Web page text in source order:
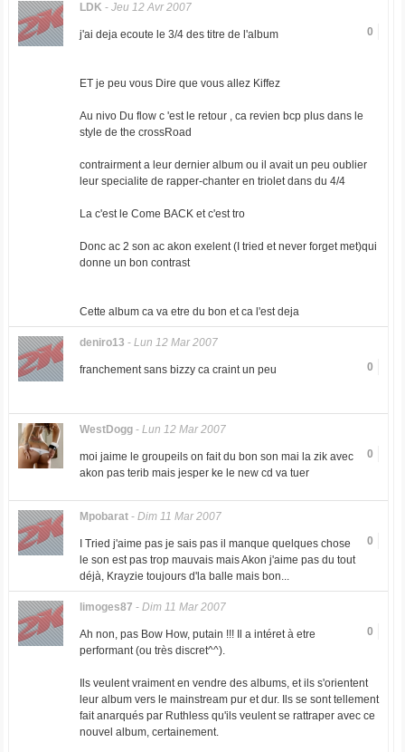
LDK - Jeu 12 Avr 2007
0
j'ai deja ecoute le 3/4 des titre de l'album
ET je peu vous Dire que vous allez Kiffez
Au nivo Du flow c 'est le retour , ca revien bcp plus dans le
style de the crossRoad
contrairment a leur dernier album ou il avait un peu oublier
leur specialite de rapper-chanter en triolet dans du 4/4
La c'est le Come BACK et c'est tro
Donc ac 2 son ac akon exelent (I tried et never forget met)qui
donne un bon contrast
Cette album ca va etre du bon et ca l'est deja
deniro13 - Lun 12 Mar 2007
0
franchement sans bizzy ca craint un peu
WestDogg- Lun 12 Mar 2007
0
moi jaime le groupeils on fait du bon son mai la zik avec
akon pas terib mais jesper ke le new cd va tuer
Mpobarat- Dim 11 Mar 2007
0
I Tried j'aime pas je sais pas il manque quelques chose
le son est pas trop mauvais mais Akon j'aime pas du tout
déjà, Krayzie toujours d'la balle mais bon...
limoges87 - Dim 11 Mar 2007
0
Ah non, pas Bow How, putain !!! Il a intéret à etre
performant (ou très discret^^).
Ils veulent vraiment en vendre des albums, et ils s'orientent
leur album vers le mainstream pur et dur. Ils se sont tellement
fait anarqués par Ruthless qu'ils veulent se rattraper avec ce
nouvel album, certainement.